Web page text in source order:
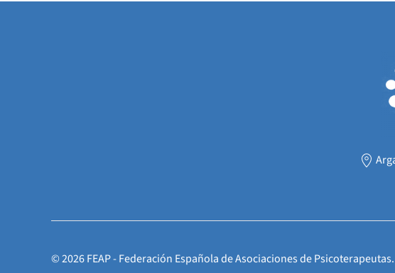
©2026FEAP - Federación Española de Asociaciones de Psicoterapeutas.